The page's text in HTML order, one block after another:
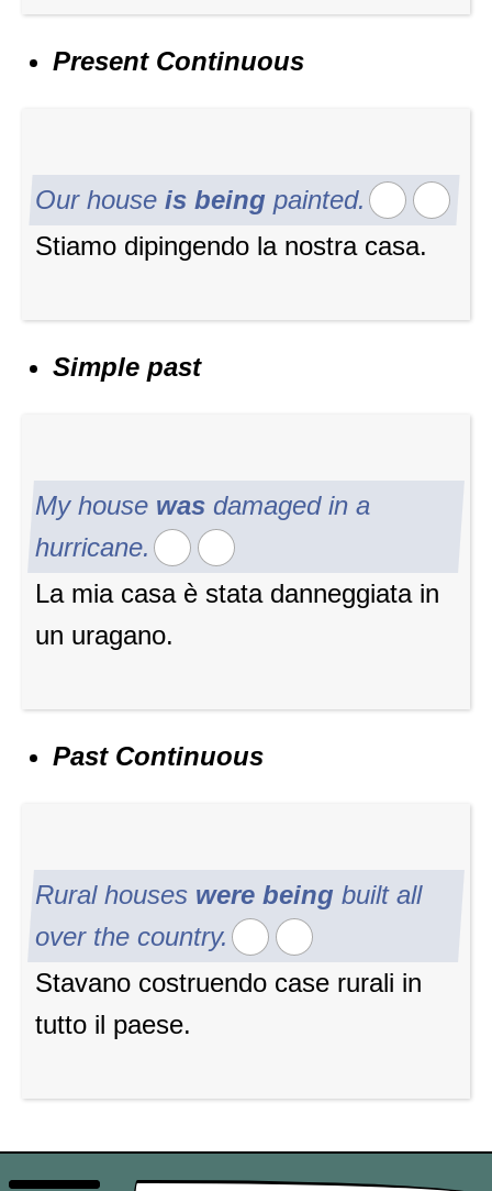
Present Continuous
Our house is being painted.
Stiamo dipingendo la nostra casa.
Simple past
My house was damaged in a
hurricane.
La mia casa è stata danneggiata in
un uragano.
Past Continuous
Rural houses were being built all
over the country.
Stavano costruendo case rurali in
tutto il paese.